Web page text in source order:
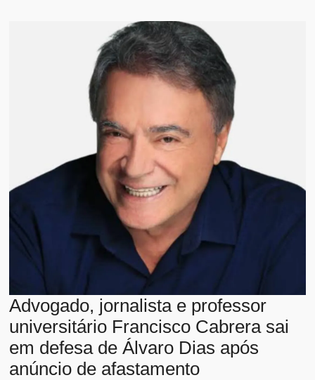
Advogado, jornalista e professor
universitário Francisco Cabrera sai
em defesa de Álvaro Dias após
anúncio de afastamento